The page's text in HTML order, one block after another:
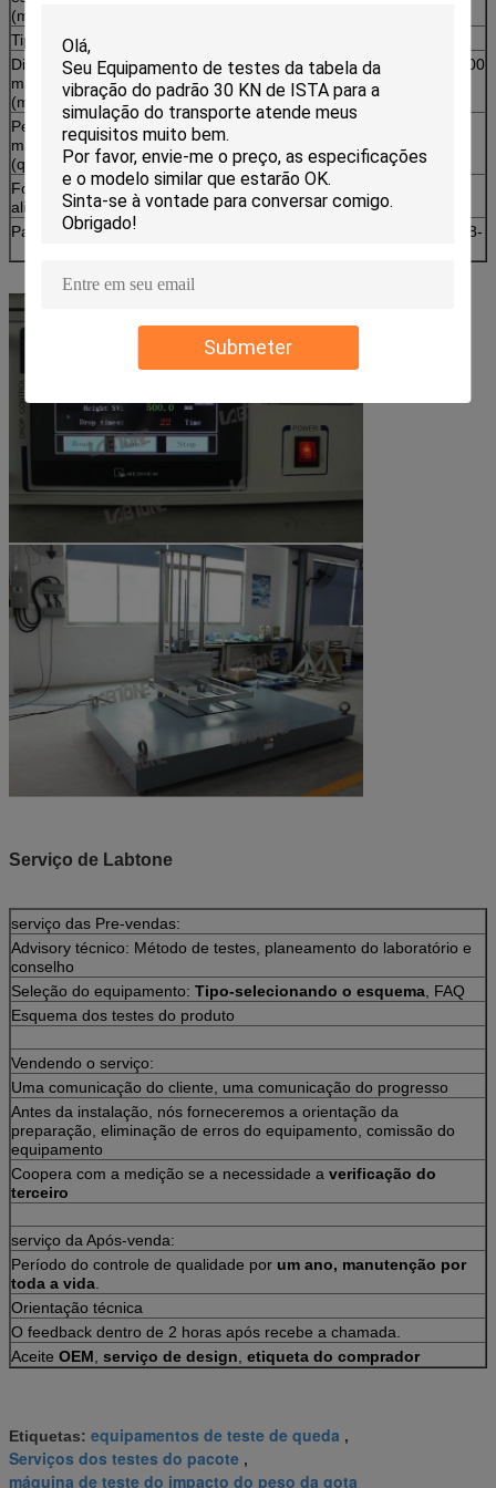
Submeter
(milímetros)
Tipo da gota
Dimensão da
máquina
(milímetros)
1900*1700*28002100*1700*28002100*1700*2800
Peso da
máquina
(quilograma)
2500
Fonte de
alimentação
3 fase AC380V 50HZ
Padrões
ISO2248-72 (E) GB/T4857.5 JISZ0202-87 IEC68-
Serviço de Labtone
serviço das Pre-vendas:
Advisory técnico: Método de testes, planeamento do laboratório e
conselho
Seleção do equipamento: Tipo-selecionando o esquema, FAQ
Esquema dos testes do produto
Vendendo o serviço:
Uma comunicação do cliente, uma comunicação do progresso
Antes da instalação, nós forneceremos a orientação da
preparação, eliminação de erros do equipamento, comissão do
equipamento
Coopera com a medição se a necessidade a verificação do
terceiro
serviço da Após-venda:
Período do controle de qualidade por um ano, manutenção por
toda a vida.
Orientação técnica
O feedback dentro de 2 horas após recebe a chamada.
Aceite OEM, serviço de design, etiqueta do comprador
Etiquetas: equipamentos de teste de queda ,
Serviços dos testes do pacote ,
máquina de teste do impacto do peso da gota